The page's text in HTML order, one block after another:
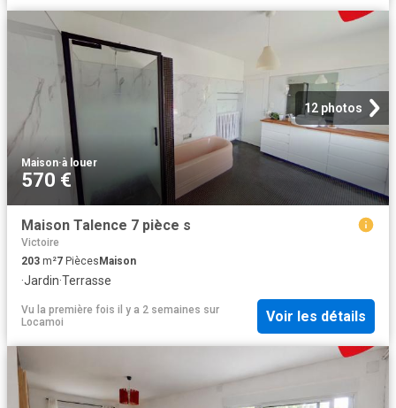
12 photos
Maison·à louer
570 €
Maison Talence 7 pièce s
Victoire
203 m²7 PiècesMaison
·Jardin·Terrasse
Vu la première fois il y a 2 semaines sur
Locamoi
Voir les détails